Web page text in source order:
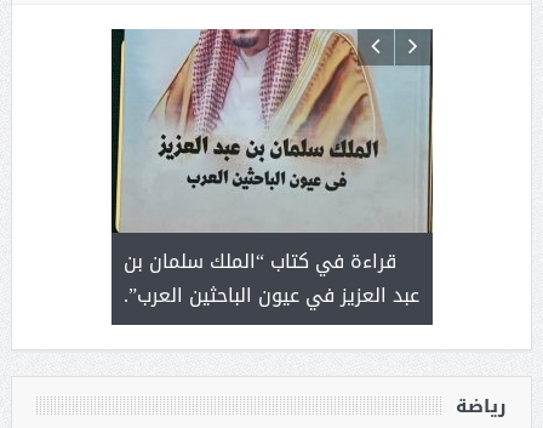
قراءة في كتاب “الملك سلمان بن
عبد العزيز في عيون الباحثين العرب”.
رياضة